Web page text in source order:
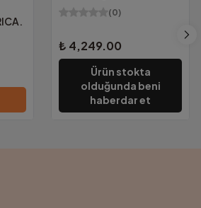
(0)
₺ 4,249.00
Ürün stokta
olduğunda beni
haberdar et